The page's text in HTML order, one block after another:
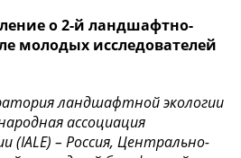
о2-й ландшафтно-
молодых исследователей
ландшафтной экологии
ассоциация
(IALE) – Россия,Центрально-